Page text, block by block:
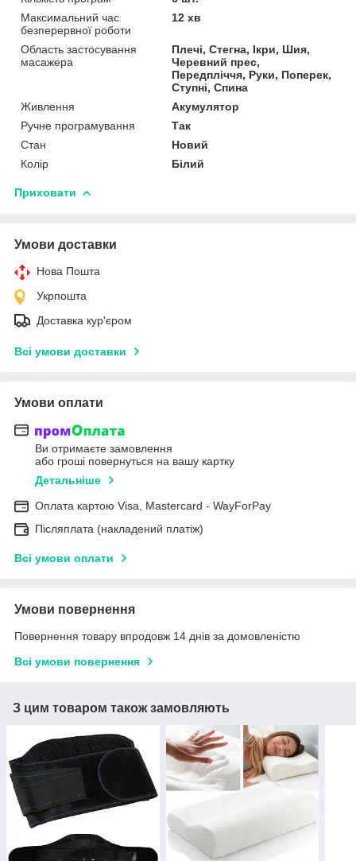
Максимальний час
безперервної роботи
12 хв
Область застосування
масажера
Плечі, Стегна, Ікри, Шия,
Черевний прес,
Передпліччя, Руки, Поперек,
Ступні, Спина
Живлення
Акумулятор
Ручне програмування
Так
Стан
Новий
Колір
Білий
Приховати
Умови доставки
Нова Пошта
Укрпошта
Доставка кур'єром
Всі умови доставки
Умови оплати
Ви отримаєте замовлення
або гроші повернуться на вашу картку
Детальніше
Оплата картою Visa, Mastercard - WayForPay
Післяплата (накладений платіж)
Всі умови оплати
Умови повернення
Повернення товару впродовж 14 днів за домовленістю
Всі умови повернення
З цим товаром також замовляють